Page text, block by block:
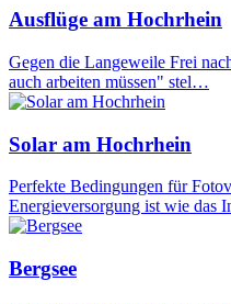
Ausflüge am Hochrhein
Gegen die Langeweile Frei
auch arbeiten müssen" stel…
Solar am Hochrhein
Perfekte Bedingungen für
Energieversorgung ist wie das
Bergsee